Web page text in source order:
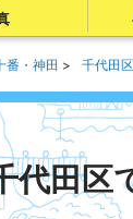
番・神田 千代田区
代田区